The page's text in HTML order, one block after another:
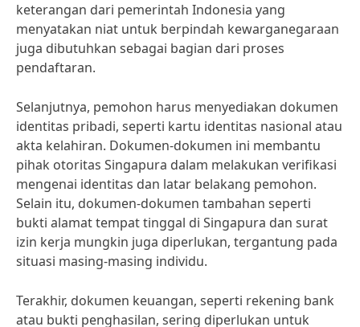
keterangan dari pemerintah Indonesia yang
menyatakan niat untuk berpindah kewarganegaraan
juga dibutuhkan sebagai bagian dari proses
pendaftaran.
Selanjutnya, pemohon harus menyediakan dokumen
identitas pribadi, seperti kartu identitas nasional atau
akta kelahiran. Dokumen-dokumen ini membantu
pihak otoritas Singapura dalam melakukan verifikasi
mengenai identitas dan latar belakang pemohon.
Selain itu, dokumen-dokumen tambahan seperti
bukti alamat tempat tinggal di Singapura dan surat
izin kerja mungkin juga diperlukan, tergantung pada
situasi masing-masing individu.
Terakhir, dokumen keuangan, seperti rekening bank
atau bukti penghasilan, sering diperlukan untuk